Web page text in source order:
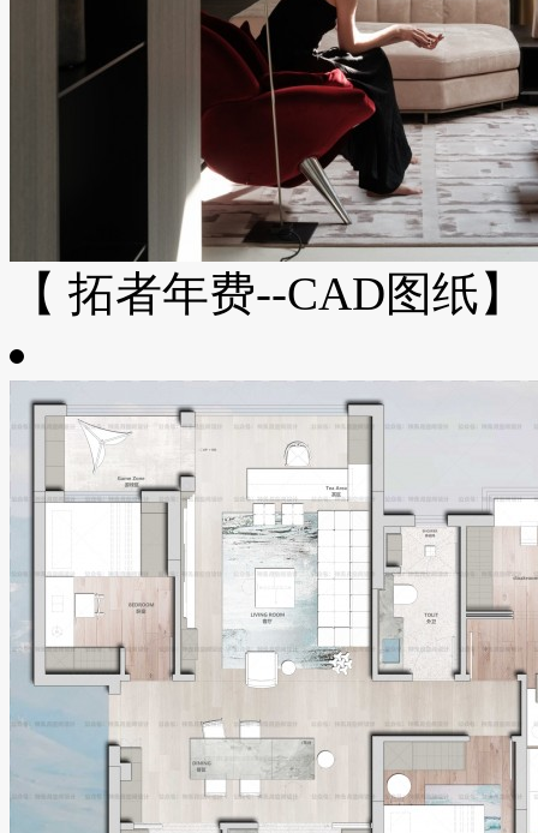
【 拓者年费--CAD图纸】